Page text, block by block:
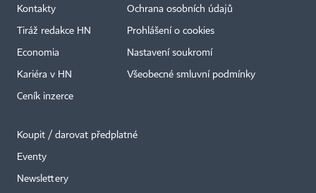
Kontakty
Tiráž redakce HN
Economia
Kariéra v HN
Ceník inzerce
Ochrana osobních údajů
Prohlášení o cookies
Nastavení soukromí
Všeobecné smluvní podmínky
Koupit / darovat předplatné
Eventy
Newslettery